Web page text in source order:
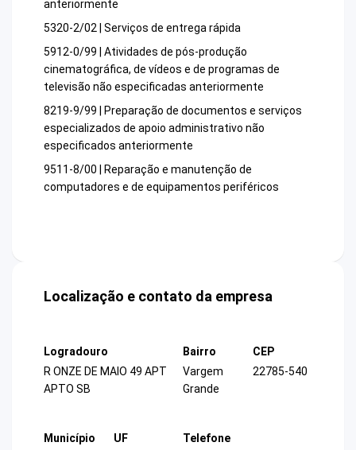
anteriormente
5320-2/02 | Serviços de entrega rápida
5912-0/99 | Atividades de pós-produção
cinematográfica, de vídeos e de programas de
televisão não especificadas anteriormente
8219-9/99 | Preparação de documentos e serviços
especializados de apoio administrativo não
especificados anteriormente
9511-8/00 | Reparação e manutenção de
computadores e de equipamentos periféricos
Localização e contato da empresa
Logradouro
R ONZE DE MAIO 49 APT
APTO SB
Bairro
Vargem
Grande
CEP
22785-540
Município
UF
Telefone